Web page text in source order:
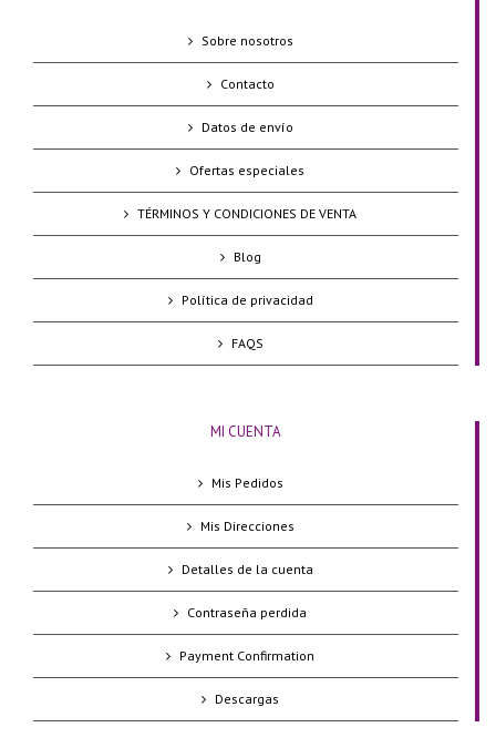
Sobre nosotros
Contacto
Datos de envío
Ofertas especiales
TÉRMINOS Y CONDICIONES DE VENTA
Blog
Política de privacidad
FAQS
MI CUENTA
Mis Pedidos
Mis Direcciones
Detalles de la cuenta
Contraseña perdida
Payment Confirmation
Descargas